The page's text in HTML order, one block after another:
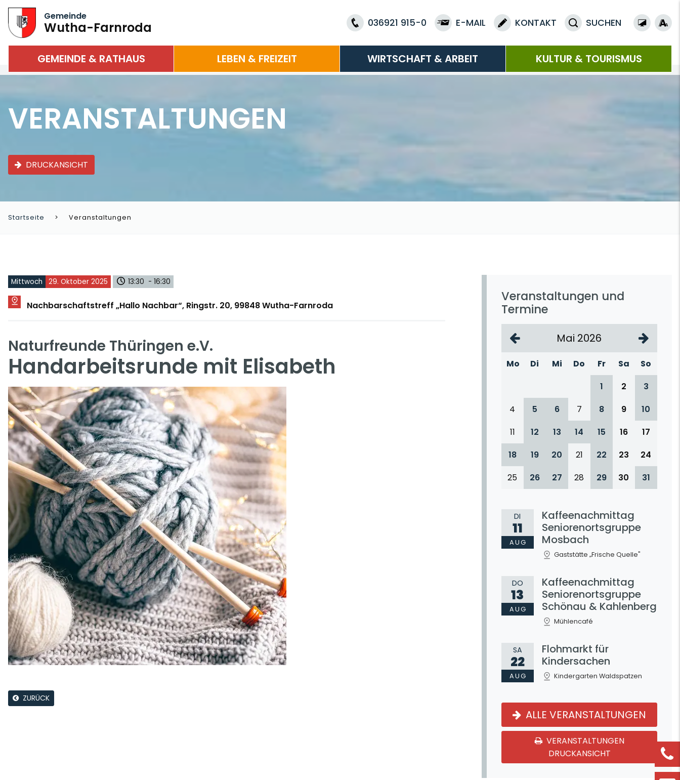
Gemeinde
Wutha-Farnroda 036921 915-0 E-MAIL KONTAKT SUCHEN
GEMEINDE & RATHAUS LEBEN & FREIZEIT WIRTSCHAFT & ARBEIT KULTUR & TOURISMUS
VERANSTALTUNGEN
DRUCKANSICHT
Startseite Veranstaltungen
Mittwoch 29. Oktober 2025 13:30 - 16:30
Nachbarschaftstreff „Hallo Nachbar“, Ringstr. 20, 99848 Wutha-Farnroda
Naturfreunde Thüringen e.V.
Handarbeitsrunde mit Elisabeth
ZURÜCK
Veranstaltungen und
Termine
Mai 2026
Mo Di Mi Do Fr Sa
So
1
2
3
4
5 6 7 8 9
10
11
12 13 14 15 16
17
18
19 20 21 22 23
24
25
26 27 28 29 30 31
DI
11
AUG
Kaffeenachmittag
Seniorenortsgruppe
Mosbach
Gaststätte „Frische Quelle"
DO
13
AUG
Kaffeenachmittag
Seniorenortsgruppe
Schönau & Kahlenberg
Mühlencafé
SA
22
AUG
Flohmarkt für
Kindersachen
Kindergarten Waldspatzen
ALLE VERANSTALTUNGEN
VERANSTALTUNGEN
DRUCKANSICHT